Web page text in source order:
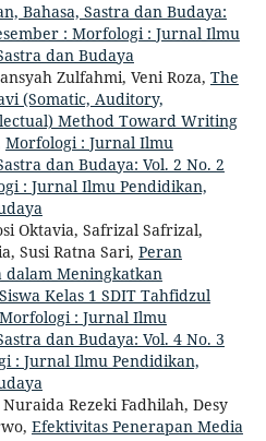
Bahasa, Sastra dan Budaya:
: Morfologi : Jurnal Ilmu
dan Budaya
Zulfahmi, Veni Roza, The
(Somatic, Auditory,
Method Toward Writing
Morfologi : Jurnal Ilmu
dan Budaya: Vol. 2 No. 2
: Jurnal Ilmu Pendidikan,
Oktavia, Safrizal Safrizal,
Susi Ratna Sari, Peran
dalam Meningkatkan
Kelas 1 SDIT Tahfidzul
Morfologi : Jurnal Ilmu
dan Budaya: Vol. 4 No. 3
: Jurnal Ilmu Pendidikan,
Rezeki Fadhilah, Desy
Efektivitas Penerapan Media